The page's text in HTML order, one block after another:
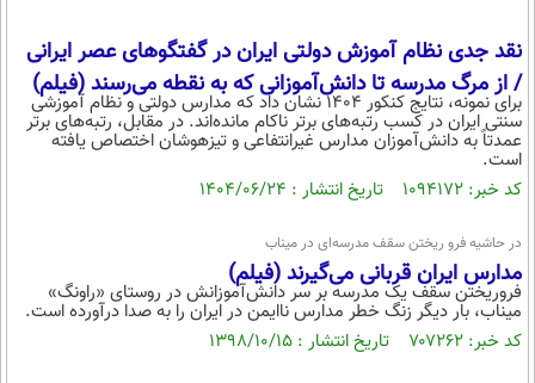
سلامت
یک برش دانایی
محیط زیست
سفر و تفریح
سیاست خارجی
فرهنگ و هنر
علم و دانش
فناوری و It
علمی
قرآن
گوناگون
باشگاه مغز
مجله تصویری سلاح
اقتصاد
ورزش
سیاست
عصر ایران 2
خواندنی ها و دیدنی ها
داستان کوتاه
آموزش زبان
نقد جدی نظام آموزش دولتی ایران در گفتگوهای عصر ایرانی
/ از مرگ مدرسه تا دانش‌آموزانی که به نقطه می‌رسند (فیلم)
برای نمونه، نتایج کنکور ۱۴۰۴ نشان داد که مدارس دولتی و نظام آموزشی
سنتی ایران در کسب رتبه‌های برتر ناکام مانده‌اند. در مقابل، رتبه‌های برتر
عمدتاً به دانش‌آموزان مدارس غیرانتفاعی و تیزهوشان اختصاص یافته
است.
کد خبر: ۱۰۹۴۱۷۲ تاریخ انتشار : ۱۴۰۴/۰۶/۲۴
در حاشیه فرو ریختن سقف مدرسه‌ای در میناب
مدارس ایران قربانی می‌گیرند (فیلم)
فروریختن سقف یک مدرسه بر سر دانش‌آموزانش در روستای «راونگ»
میناب، بار دیگر زنگ خطر مدارس ناایمن در ایران را به صدا درآورده است.
کد خبر: ۷۰۷۲۶۲ تاریخ انتشار : ۱۳۹۸/۱۰/۱۵